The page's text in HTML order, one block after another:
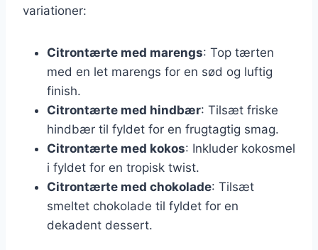
variationer:
Citrontærte med marengs: Top tærten
med en let marengs for en sød og luftig
finish.
Citrontærte med hindbær: Tilsæt friske
hindbær til fyldet for en frugtagtig smag.
Citrontærte med kokos: Inkluder kokosmel
i fyldet for en tropisk twist.
Citrontærte med chokolade: Tilsæt
smeltet chokolade til fyldet for en
dekadent dessert.